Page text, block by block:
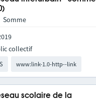
Somme
www:link-1.0-http--link
collectif
scolaire de la